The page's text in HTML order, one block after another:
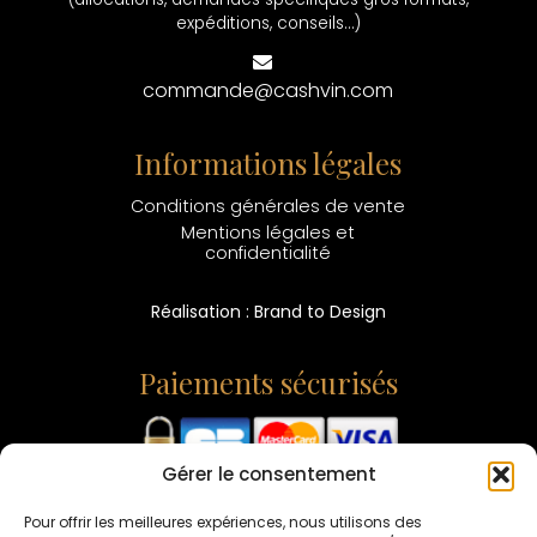
Gérer le consentement
Pour offrir les meilleures expériences, nous utilisons des
expéditions, conseils...)
commande@cashvin.com
Informations légales
Conditions générales de vente
Mentions légales et
confidentialité
Réalisation : Brand to Design
Paiements sécurisés